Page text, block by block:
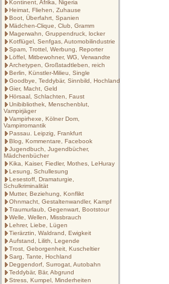
Kontinent, Afrika, Nigeria
Heimat, Fliehen, Zuhause
Boot, Überfahrt, Spanien
Mädchen-Clique, Club, Gramm
Magerwahn, Gruppendruck, locker
Kotflügel, Senfgas, Automobilindustrie
Spam, Trottel, Werbung, Reporter
Löffel, Mitbewohner, WG, Verwandte
Archetypen, Großstadtleben, reich
Berlin, Künstler-Milieu, Single
Goodbye, Teddybär, Sinnbild, Hochland
Gier, Macht, Geld
Hörsaal, Schlachten, Faust
Unibibliothek, Menschenblut,
Vampirjäger
Vampirhexe, Kölner Dom,
Vampirromantik
Passau. Leipzig, Frankfurt
Blog, Kommentare, Facebook
Jugendbuch, Jugendbücher,
Mädchenbücher
Kika, Kaiser, Fiedler, Mothes, LeHuray
Lesung, Schullesung
Lesestoff, Dramaturgie,
Schulkriminalität
Mutter, Beziehung, Konflikt
Ohnmacht, Gestaltenwandler, Kampf
Traumurlaub, Gegenwart, Bootstour
Welle, Wellen, Missbrauch
Lehrer, Liebe, Lügen
Tierärztin, Waldrand, Ewigkeit
Aufstand, Lilith, Legende
Trost, Geborgenheit, Kuscheltier
Sarg, Tante, Hochland
Deggendorf, Surrogat, Autobahn
Teddybär, Bär, Abgrund
Stress, Kumpel, Minderheiten